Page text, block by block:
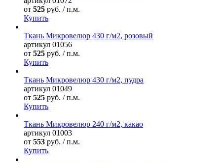
от 525 руб. / п.м.
Купить
Ткань Микровелюр 430 г/м2, розовый
артикул 01056
от 525 руб. / п.м.
Купить
Ткань Микровелюр 430 г/м2, пудра
артикул 01049
от 525 руб. / п.м.
Купить
Ткань Микровелюр 240 г/м2, какао
артикул 01003
от 553 руб. / п.м.
Купить